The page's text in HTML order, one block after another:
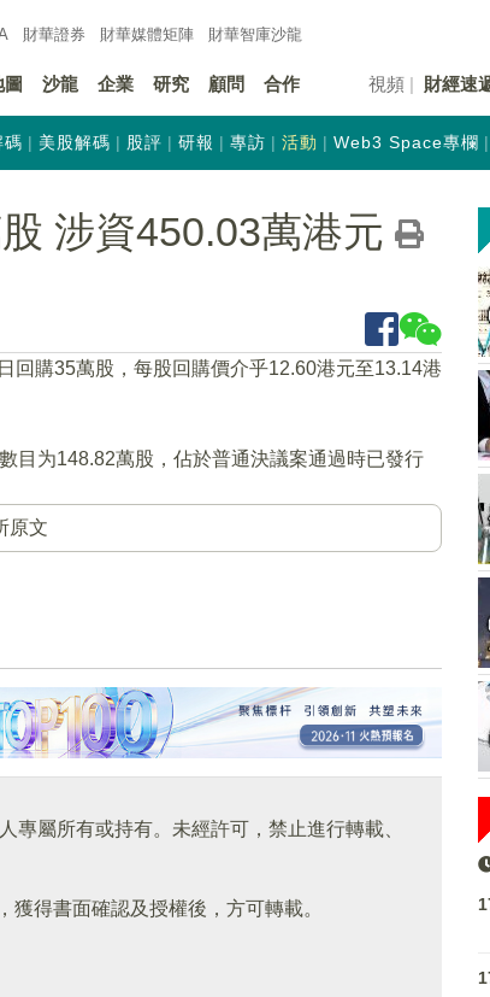
財華證券 財華媒體矩陣 財華智庫沙龍
圖 沙龍 企業 研究 顧問 合作 視頻 財經速
碼 美股解碼 股評 研報 專訪 活動 Web3 Space專欄
涉資450.03萬港元
回購35萬股，每股回購價介乎12.60港元至13.14港
目为148.82萬股，佔於普通決議案通過時已發行
原文
專屬所有或持有。未經許可，禁止進行轉載、
，獲得書面確認及授權後，方可轉載。